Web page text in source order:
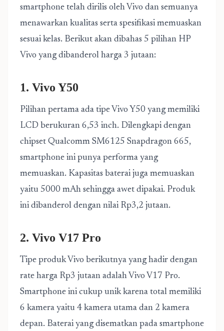
smartphone telah dirilis oleh Vivo dan semuanya
menawarkan kualitas serta spesifikasi memuaskan
sesuai kelas. Berikut akan dibahas 5 pilihan HP
Vivo yang dibanderol harga 3 jutaan:
1. Vivo Y50
Pilihan pertama ada tipe Vivo Y50 yang memiliki
LCD berukuran 6,53 inch. Dilengkapi dengan
chipset Qualcomm SM6125 Snapdragon 665,
smartphone ini punya performa yang
memuaskan. Kapasitas baterai juga memuaskan
yaitu 5000 mAh sehingga awet dipakai. Produk
ini dibanderol dengan nilai Rp3,2 jutaan.
2. Vivo V17 Pro
Tipe produk Vivo berikutnya yang hadir dengan
rate harga Rp3 jutaan adalah Vivo V17 Pro.
Smartphone ini cukup unik karena total memiliki
6 kamera yaitu 4 kamera utama dan 2 kamera
depan. Baterai yang disematkan pada smartphone